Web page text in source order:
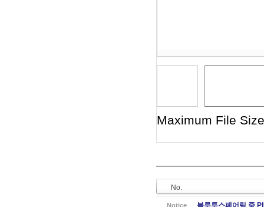
Maximum File
No.
Notice 블루투스페어링 중